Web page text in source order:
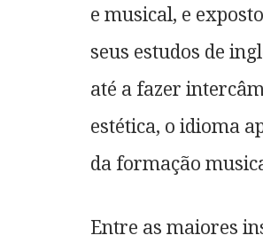
e musical, e
seus estudos de
até a fazer
estética, o idioma
da formação
Entre as maiores